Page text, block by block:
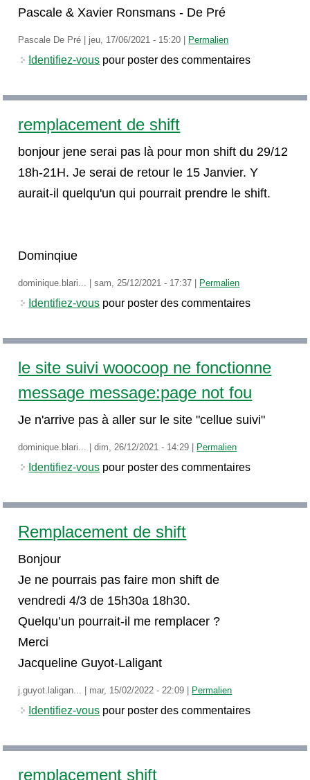
Pascale & Xavier Ronsmans - De Pré
Pascale De Pré jeu, 17/06/2021 - 15:20 Permalien
Identifiez-vous pour poster des commentaires
remplacement de shift
bonjour jene serai pas là pour mon shift du 29/12
18h-21H. Je serai de retour le 15 Janvier. Y
aurait-il quelqu'un qui pourrait prendre le shift.
Dominqiue
dominique.blari... |sam, 25/12/2021 - 17:37 Permalien
Identifiez-vous pour poster des commentaires
le site suivi woocoop ne fonctionne
message message:page not fou
Je n'arrive pas à aller sur le site "cellue suivi"
dominique.blari... |dim, 26/12/2021 - 14:29 Permalien
Identifiez-vous pour poster des commentaires
Remplacement de shift
Bonjour
Je ne pourrais pas faire mon shift de
vendredi 4/3 de 15h30a 18h30.
Quelqu’un pourrait-il me remplacer ?
Merci
Jacqueline Guyot-Laligant
j.guyot.laligan... mar, 15/02/2022 - 22:09 Permalien
Identifiez-vous pour poster des commentaires
remplacement shift